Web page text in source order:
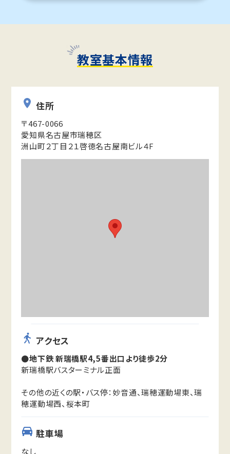
教室基本情報
住所
〒467-0066
愛知県名古屋市瑞穂区
洲山町２丁目２１啓徳名古屋南ビル４F
アクセス
●地下鉄 新瑞橋駅4,5番出口より徒歩2分
新瑞橋駅バスターミナル正面
その他の近くの駅・バス停：妙音通、瑞穂運動場東、瑞
穂運動場西、桜本町
駐車場
なし